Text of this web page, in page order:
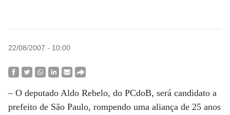
22/08/2007 - 10:00
– O deputado Aldo Rebelo, do PCdoB, será candidato a
prefeito de São Paulo, rompendo uma aliança de 25 anos